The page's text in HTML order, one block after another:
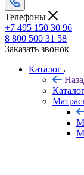
Телефоны
+7 495 150 30 96
8 800 500 31 58
Заказать звонок
Каталог